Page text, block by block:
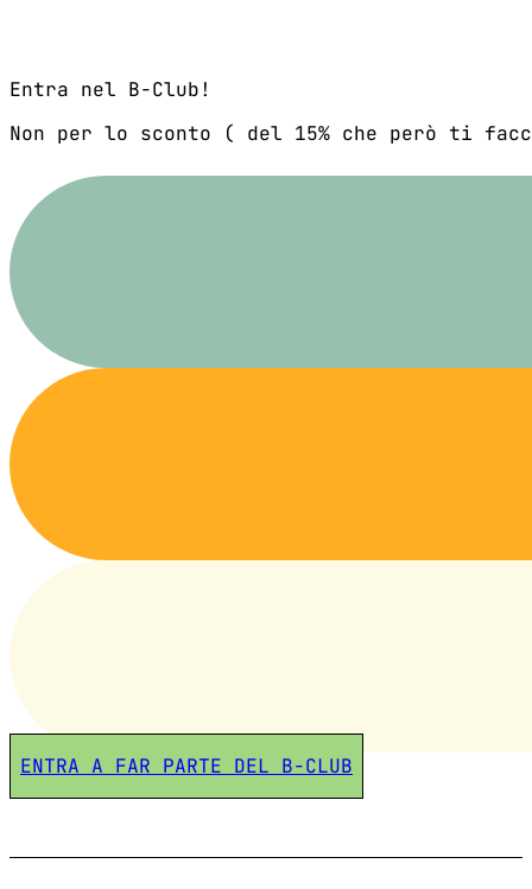
Entra nel B-Club!
Non per lo sconto ( del 15% che però ti
ENTRA A FAR PARTE DEL B-CLUB